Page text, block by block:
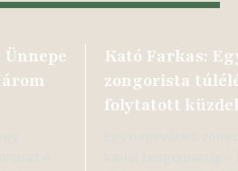
Kató Farkas:
zongorista
folytatott